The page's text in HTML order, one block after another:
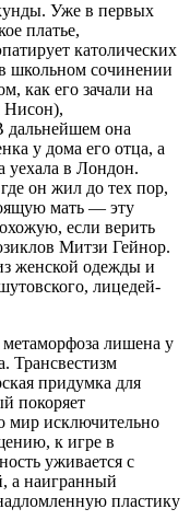
Уже в первых
платье,
католических
школьном сочинении
как его зачали на
Нисон),
дальнейшем она
у дома его отца, а
уехала в Лондон.
он жил до тех пор,
мать — эту
если верить
Митзи Гейнор.
женской одежды и
лицедей-
лишена у
Трансвестизм
придумка для
покоряет
мир исключительно
к игре в
уживается с
а наигранный
пластику